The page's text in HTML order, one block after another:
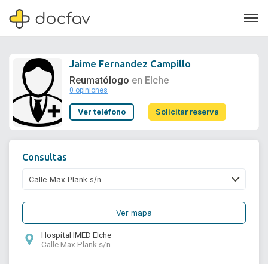
Soporte
Jaime Fernandez Campillo
Reumatólogo en Elche
0 opiniones
Ver teléfono Solicitar reserva
Consultas
Ver mapa
Hospital IMED Elche
Calle Max Plank s/n